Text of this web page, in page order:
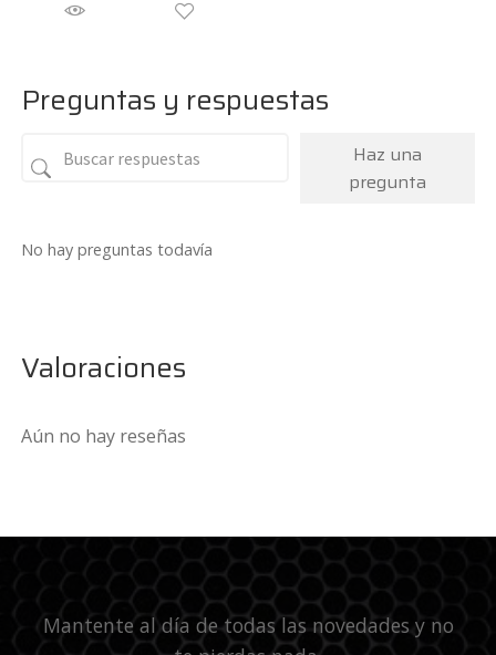
Preguntas y respuestas
Haz una
pregunta
No hay preguntas todavía
Valoraciones
Aún no hay reseñas
Mantente al día de todas las novedades y no